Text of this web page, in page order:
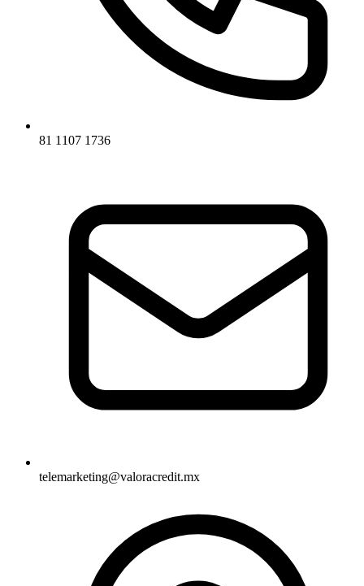
81 1107 1736
telemarketing@valoracredit.mx